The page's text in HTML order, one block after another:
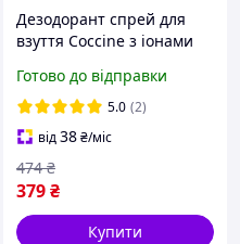
Дезодорант спрей для
взуття Coccine з іонами
антибактеріальний
нейтралізатор запаху для
чоловічих та жіночіх
кросівок
Готово до відправки
5.0 (2)
від38₴/міс
379₴
474 ₴
Купити